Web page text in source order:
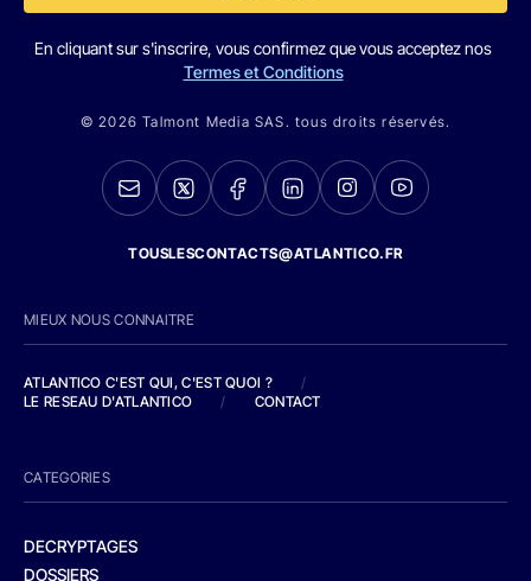
En cliquant sur s'inscrire, vous confirmez que vous acceptez nos
Termes et Conditions
© 2026 Talmont Media SAS. tous droits réservés.
TOUSLESCONTACTS@ATLANTICO.FR
MIEUX NOUS CONNAITRE
ATLANTICO C'EST QUI, C'EST QUOI ?
/
LE RESEAU D'ATLANTICO
/ CONTACT
CATEGORIES
DECRYPTAGES
DOSSIERS